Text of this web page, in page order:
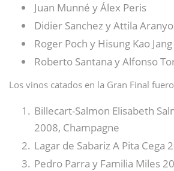
Juan Munné y Álex Peris
Didier Sanchez y Attila
Roger Poch y Hisung Kao Jang
Roberto Santana y Alfonso
Los vinos catados en la Gran Final
Billecart-Salmon Elisabeth
2008, Champagne
Lagar de Sabariz A Pita Cega
Pedro Parra y Familia Miles